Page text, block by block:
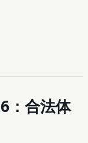
：合法体